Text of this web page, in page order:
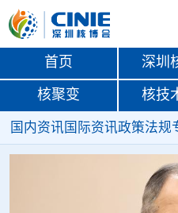
首页 深圳
核聚变 核技
国内资讯 国际资讯政策法规